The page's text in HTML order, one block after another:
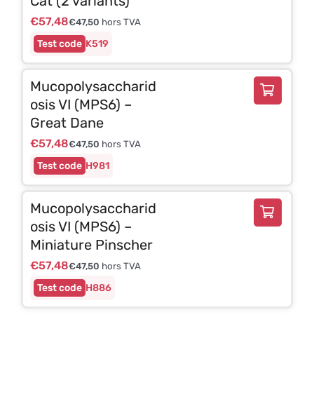
K519
€57,48€47,50 hors TVA
H981
Mucopolysaccharid
osis VI (MPS6) –
Great Dane
€57,48€47,50 hors TVA
H886
Mucopolysaccharid
osis VI (MPS6) –
Miniature Pinscher
€57,48€47,50 hors TVA